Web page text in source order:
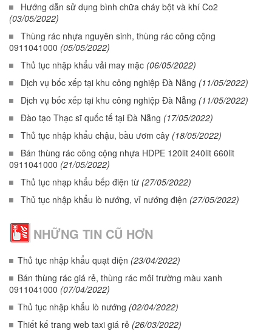
Hướng dẫn sử dụng bình chữa cháy bột và khí Co2
(03/05/2022)
Thùng rác nhựa nguyên sinh, thùng rác công cộng
0911041000 (05/05/2022)
Thủ tục nhập khẩu vải may mặc (06/05/2022)
Dịch vụ bốc xếp tại khu công nghiệp Đà Nẵng (11/05/2022)
Dịch vụ bốc xếp tại khu công nghiệp Đà Nẵng (11/05/2022)
Đào tạo Thạc sĩ quốc tế tại Đà Nẵng (17/05/2022)
Thủ tục nhập khẩu chậu, bầu ươm cây (18/05/2022)
Bán thùng rác công cộng nhựa HDPE 120lit 240lit 660lit
0911041000 (21/05/2022)
Thủ tục nhạp khẩu bếp điện từ (27/05/2022)
Thủ tục nhập khẩu lò nướng, vỉ nướng điện (27/05/2022)
NHỮNG TIN CŨ HƠN
Thủ tục nhập khẩu quạt điện (23/04/2022)
Bán thùng rác giá rẻ, thùng rác môi trường màu xanh
0911041000 (07/04/2022)
Thủ tục nhập khẩu lò nướng (02/04/2022)
Thiết kế trang web taxi giá rẻ (26/03/2022)